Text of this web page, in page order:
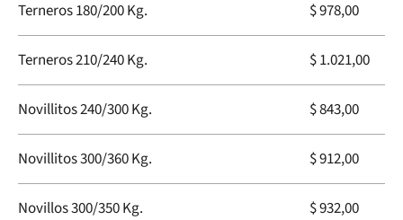
Terneros 180/200 Kg. $ 978,00
Terneros 210/240 Kg. $ 1.021,00
Novillitos 240/300 Kg. $ 843,00
Novillitos 300/360 Kg. $ 912,00
Novillos 300/350 Kg. $ 932,00